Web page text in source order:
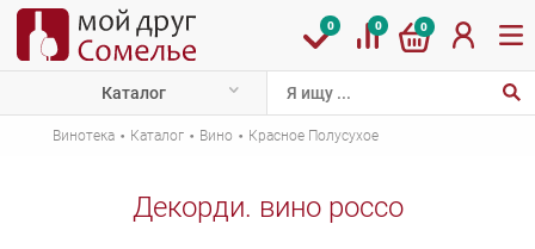
0 0 0
Каталог
Винотека · Каталог · Вино · Красное Полусухое
Декорди. вино россо